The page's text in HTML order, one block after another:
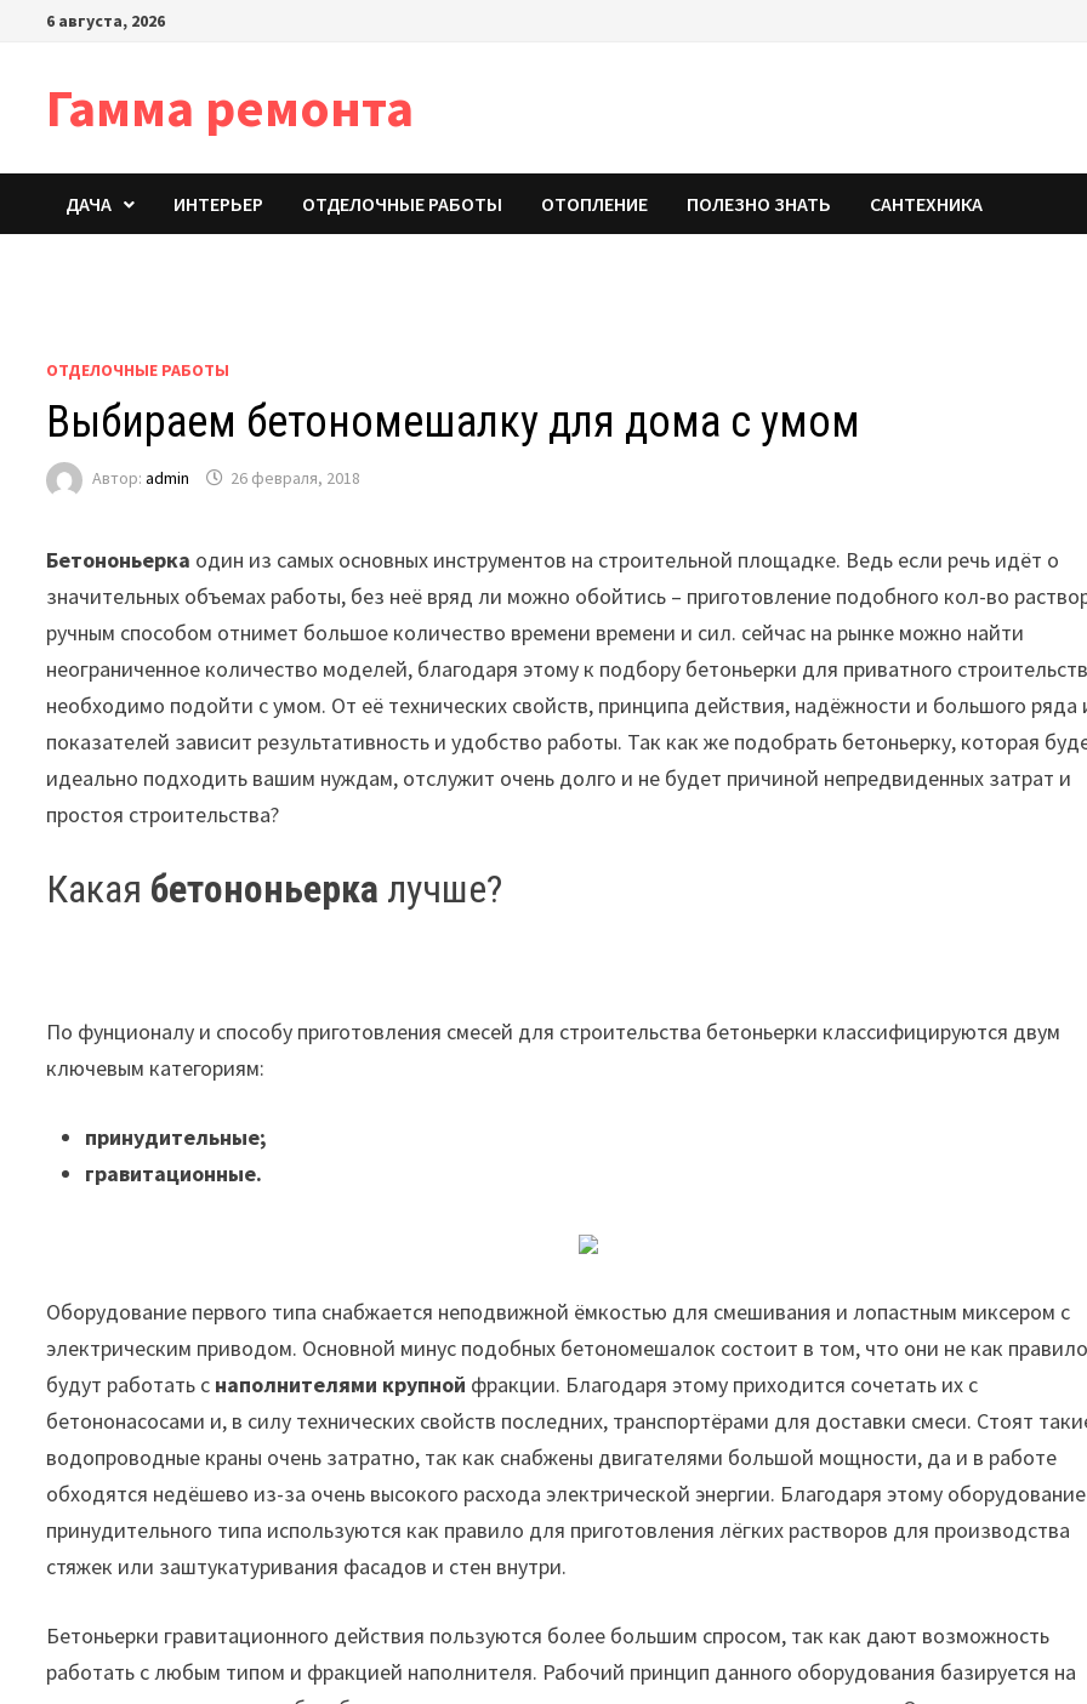
Перейти6 августа, 2026
Гамма ремонта
ДАЧА ИНТЕРЬЕР ОТДЕЛОЧНЫЕ РАБОТЫ ОТОПЛЕНИЕ ПОЛЕЗНО ЗНАТЬ САНТЕХНИКА
ОТДЕЛОЧНЫЕ РАБОТЫ
Выбираем бетономешалку для дома с умом
Автор:admin 26 февраля, 2018
Бетононьерка один из самых основных инструментов на строительной площадке. Ведь если речь идёт о
значительных объемах работы, без неё вряд ли можно обойтись – приготовление подобного кол-во
ручным способом отнимет большое количество времени времени и сил. сейчас на рынке можно найти
неограниченное количество моделей, благодаря этому к подбору бетоньерки для приватного
необходимо подойти с умом. От её технических свойств, принципа действия, надёжности и большого ряда
показателей зависит результативность и удобство работы. Так как же подобрать бетоньерку, которая
идеально подходить вашим нуждам, отслужит очень долго и не будет причиной непредвиденных затрат и
простоя строительства?
Какая бетононьерка лучше?
По фунционалу и способу приготовления смесей для строительства бетоньерки классифицируются двум
ключевым категориям:
принудительные;
гравитационные.
Оборудование первого типа снабжается неподвижной ёмкостью для смешивания и лопастным миксером с
электрическим приводом. Основной минус подобных бетономешалок состоит в том, что они не как правило
будут работать с наполнителями крупной фракции. Благодаря этому приходится сочетать их с
бетононасосами и, в силу технических свойств последних, транспортёрами для доставки смеси. Стоят
водопроводные краны очень затратно, так как снабжены двигателями большой мощности, да и в работе
обходятся недёшево из-за очень высокого расхода электрической энергии. Благодаря этому оборудование
принудительного типа используются как правило для приготовления лёгких растворов для производства
стяжек или заштукатуривания фасадов и стен внутри.
Бетоньерки гравитационного действия пользуются более большим спросом, так как дают возможность
работать с любым типом и фракцией наполнителя. Рабочий принцип данного оборудования базируется на